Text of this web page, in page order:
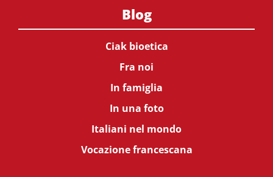
Blog
Ciak bioetica
Fra noi
In famiglia
In una foto
Italiani nel mondo
Vocazione francescana